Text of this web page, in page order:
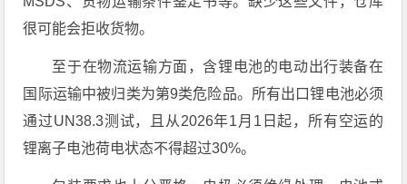
很可能会拒收货物。
至于在物流运输方面，含锂电池的电动出行装备在
国际运输中被归类为第9类危险品。所有出口锂电池必须
通过UN38.3测试，且从2026年1月1日起，所有空运的
锂离子电池荷电状态不得超过30%。